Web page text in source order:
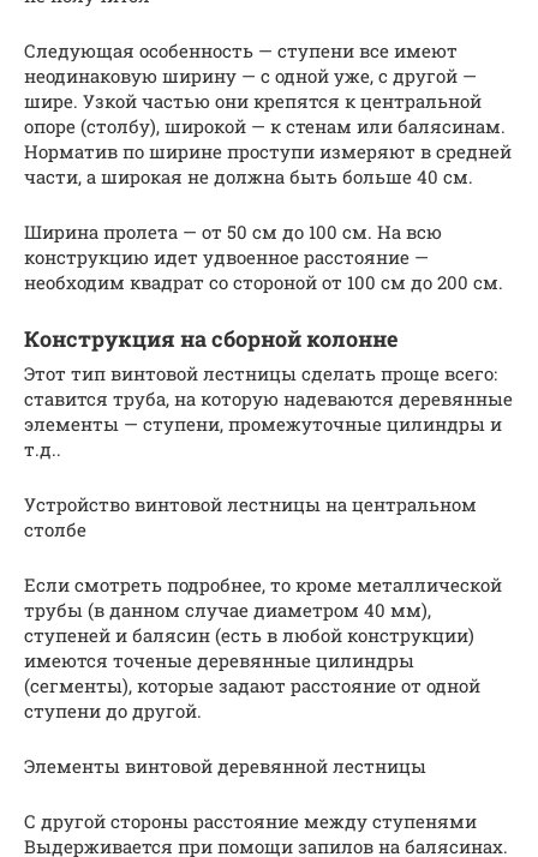
Следующая особенность — ступени все имеют
неодинаковую ширину — с одной уже, с другой —
шире. Узкой частью они крепятся к центральной
опоре (столбу), широкой — к стенам или балясинам.
Норматив по ширине проступи измеряют в средней
части, а широкая не должна быть больше 40 см.
Ширина пролета — от 50 см до 100 см. На всю
конструкцию идет удвоенное расстояние —
необходим квадрат со стороной от 100 см до 200 см.
Конструкция на сборной колонне
Этот тип винтовой лестницы сделать проще всего:
ставится труба, на которую надеваются деревянные
элементы — ступени, промежуточные цилиндры и
т.д..
Устройство винтовой лестницы на центральном
столбе
Если смотреть подробнее, то кроме металлической
трубы (в данном случае диаметром 40 мм),
ступеней и балясин (есть в любой конструкции)
имеются точеные деревянные цилиндры
(сегменты), которые задают расстояние от одной
ступени до другой.
Элементы винтовой деревянной лестницы
С другой стороны расстояние между ступенями
Выдерживается при помощи запилов на балясинах.